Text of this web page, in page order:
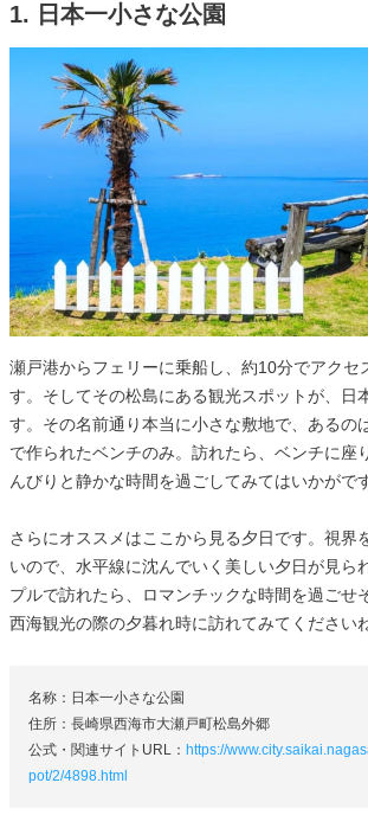
1. 日本一小さな公園
瀬戸港からフェリーに乗船し、約10分でアクセ
す。そしてその松島にある観光スポットが、日
す。その名前通り本当に小さな敷地で、あるの
で作られたベンチのみ。訪れたら、ベンチに座
んびりと静かな時間を過ごしてみてはいかがで
さらにオススメはここから見る夕日です。視界
いので、水平線に沈んでいく美しい夕日が見ら
プルで訪れたら、ロマンチックな時間を過ごせ
西海観光の際の夕暮れ時に訪れてみてくださいね
名称：日本一小さな公園
住所：長崎県西海市大瀬戸町松島外郷
公式・関連サイトURL： https://
pot/2/4898.html